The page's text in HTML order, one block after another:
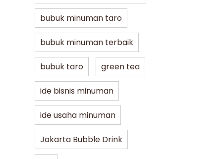
bubuk minuman taro
bubuk minuman terbaik
bubuk taro green tea
ide bisnis minuman
ide usaha minuman
Jakarta Bubble Drink